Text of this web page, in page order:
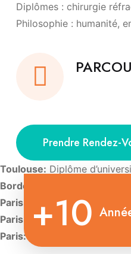
Diplômes : chirurgie
Philosophie : humanité,
Prendre Rendez-
Toulouse: Diplôme
Bordeaux:
Diplôme
Paris:
Diplôme d’Université
Paris:
Diplôme d’Université
Paris:Diplôme d’oculoplastie
+10